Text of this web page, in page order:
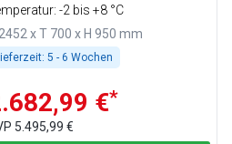
-2 bis +8 °C
x T 700 x H 950 mm
5 - 6 Wochen
€*
5.495,99 €